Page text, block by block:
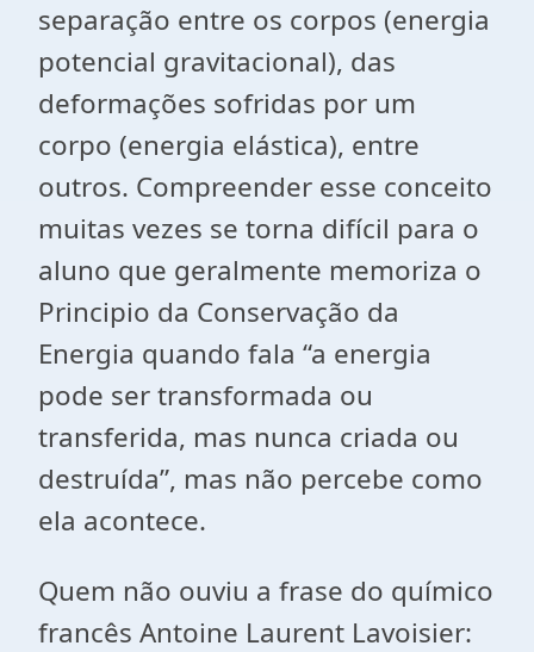
separação entre os corpos (energia
potencial gravitacional), das
deformações sofridas por um
corpo (energia elástica), entre
outros. Compreender esse conceito
muitas vezes se torna difícil para o
aluno que geralmente memoriza o
Principio da Conservação da
Energia quando fala “a energia
pode ser transformada ou
transferida, mas nunca criada ou
destruída”, mas não percebe como
ela acontece.
Quem não ouviu a frase do químico
francês Antoine Laurent Lavoisier: